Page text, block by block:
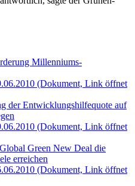
Millenniums-
(Dokument, Link öffnet
der Entwicklungshilfequote auf
(Dokument, Link öffnet
Green New Deal die
erreichen
(Dokument, Link öffnet